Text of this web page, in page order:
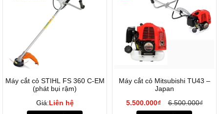
Máy cắt cỏ STIHL FS 360 C-EM
(phát bụi rậm)
Giá:Liên hệ
Máy cắt cỏ Mitsubishi TU43 –
Japan
5.500.000₫
6.500.000₫